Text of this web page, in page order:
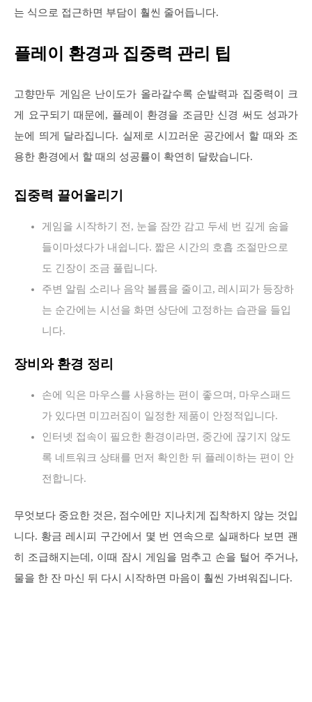
는 식으로 접근하면 부담이 훨씬 줄어듭니다.
플레이 환경과 집중력 관리 팁
고향만두 게임은 난이도가 올라갈수록 순발력과 집중력이 크
게 요구되기 때문에, 플레이 환경을 조금만 신경 써도 성과가
눈에 띄게 달라집니다. 실제로 시끄러운 공간에서 할 때와 조
용한 환경에서 할 때의 성공률이 확연히 달랐습니다.
집중력 끌어올리기
게임을 시작하기 전, 눈을 잠깐 감고 두세 번 깊게 숨을
들이마셨다가 내쉽니다. 짧은 시간의 호흡 조절만으로
도 긴장이 조금 풀립니다.
주변 알림 소리나 음악 볼륨을 줄이고, 레시피가 등장하
는 순간에는 시선을 화면 상단에 고정하는 습관을 들입
니다.
장비와 환경 정리
손에 익은 마우스를 사용하는 편이 좋으며, 마우스패드
가 있다면 미끄러짐이 일정한 제품이 안정적입니다.
인터넷 접속이 필요한 환경이라면, 중간에 끊기지 않도
록 네트워크 상태를 먼저 확인한 뒤 플레이하는 편이 안
전합니다.
무엇보다 중요한 것은, 점수에만 지나치게 집착하지 않는 것입
니다. 황금 레시피 구간에서 몇 번 연속으로 실패하다 보면 괜
히 조급해지는데, 이때 잠시 게임을 멈추고 손을 털어 주거나,
물을 한 잔 마신 뒤 다시 시작하면 마음이 훨씬 가벼워집니다.